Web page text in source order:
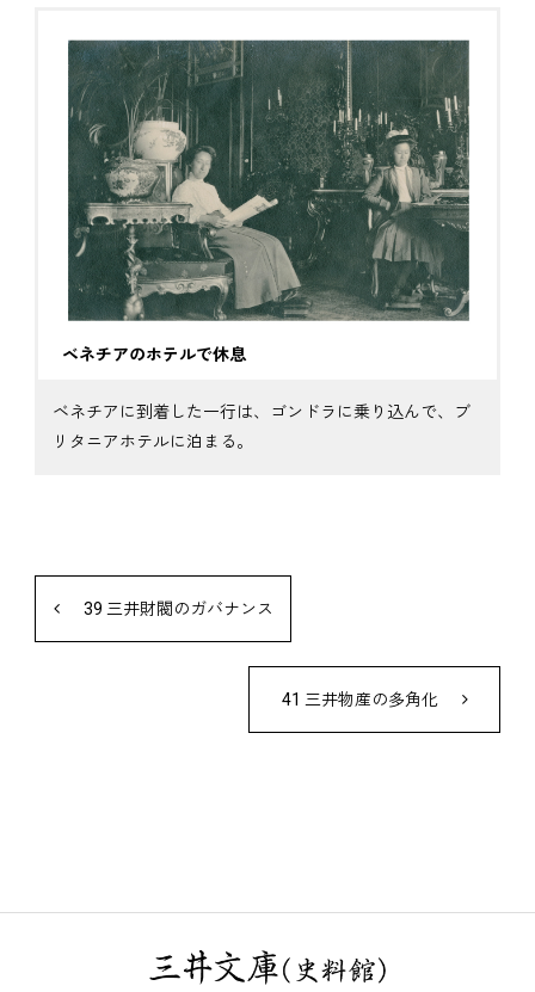
ベネチアのホテルで休息
ベネチアに到着した一行は、ゴンドラに乗り込んで、ブ
リタニアホテルに泊まる。
39 三井財閥のガバナンス
41 三井物産の多角化